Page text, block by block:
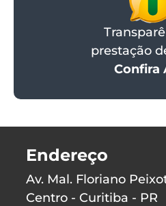
prestação
Confira
Endereço
Av. Mal. Floriano
Centro - Curitiba - PR